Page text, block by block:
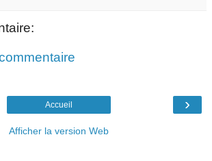
›
Accueil
Afficher la version Web